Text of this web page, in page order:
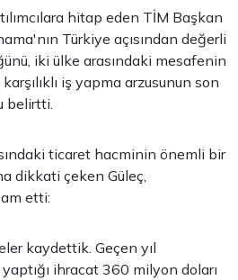
hitap eden TİM Başkan
Türkiye açısından değerli
iki ülke arasındaki mesafenin
iş yapma arzusunun son
belirtti.
ticaret hacminin önemli bir
dikkati çeken Güleç,
etti:
kaydettik. Geçen yıl
ihracat 360 milyon doları